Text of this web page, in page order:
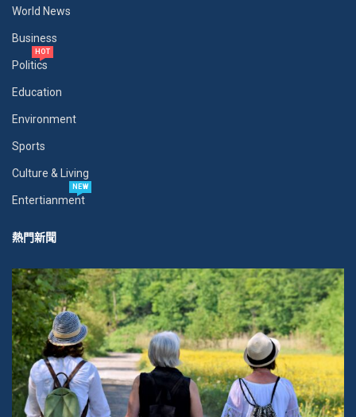
World News
Business
Politics
HOT
Education
Environment
Sports
Culture & Living
Entertianment
NEW
熱門新聞